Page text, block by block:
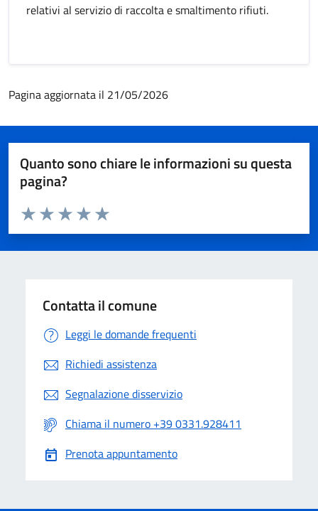
relativi al servizio di raccolta e smaltimento rifiuti.
Pagina aggiornata il 21/05/2026
Quanto sono chiare le informazioni su questa
pagina?
Valuta da 1 a 5 stelle la pagina
Valuta 5 stelle su 5
Valuta 4 stelle su 5
Valuta 3 stelle su 5
Valuta 2 stelle su 5
Valuta 1 stelle su 5
Contatta il comune
Leggi le domande frequenti
Richiedi assistenza
Segnalazione disservizio
Chiama il numero +39 0331.928411
Prenota appuntamento